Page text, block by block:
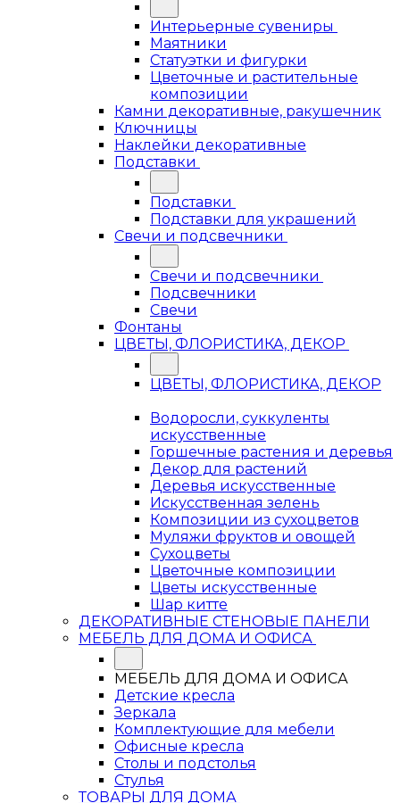
Интерьерные сувениры
Маятники
Статуэтки и фигурки
Цветочные и растительные
композиции
Камни декоративные, ракушечник
Ключницы
Наклейки декоративные
Подставки
Подставки
Подставки для украшений
Свечи и подсвечники
Свечи и подсвечники
Подсвечники
Свечи
Фонтаны
ЦВЕТЫ, ФЛОРИСТИКА, ДЕКОР
ЦВЕТЫ, ФЛОРИСТИКА, ДЕКОР
Водоросли, суккуленты
искусственные
Горшечные растения и деревья
Декор для растений
Деревья искусственные
Искусственная зелень
Композиции из сухоцветов
Муляжи фруктов и овощей
Сухоцветы
Цветочные композиции
Цветы искусственные
Шар китте
ДЕКОРАТИВНЫЕ СТЕНОВЫЕ ПАНЕЛИ
МЕБЕЛЬ ДЛЯ ДОМА И ОФИСА
МЕБЕЛЬ ДЛЯ ДОМА И ОФИСА
Детские кресла
Зеркала
Комплектующие для мебели
Офисные кресла
Столы и подстолья
Стулья
ТОВАРЫ ДЛЯ ДОМА